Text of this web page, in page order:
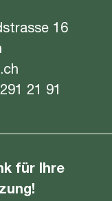
16
21 91
für Ihre